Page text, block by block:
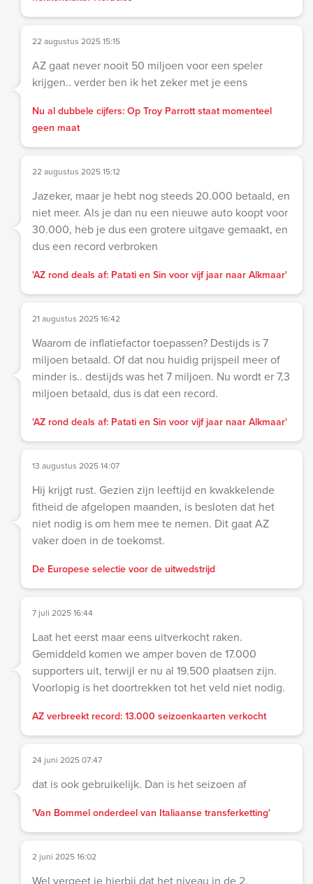
22 augustus 2025 15:15
AZ gaat never nooit 50 miljoen voor een speler
krijgen.. verder ben ik het zeker met je eens
Nu al dubbele cijfers: Op Troy Parrott staat momenteel
geen maat
22 augustus 2025 15:12
Jazeker, maar je hebt nog steeds 20.000 betaald, en
niet meer. Als je dan nu een nieuwe auto koopt voor
30.000, heb je dus een grotere uitgave gemaakt, en
dus een record verbroken
'AZ rond deals af: Patati en Sin voor vijf jaar naar Alkmaar'
21 augustus 2025 16:42
Waarom de inflatiefactor toepassen? Destijds is 7
miljoen betaald. Of dat nou huidig prijspeil meer of
minder is.. destijds was het 7 miljoen. Nu wordt er 7,3
miljoen betaald, dus is dat een record.
'AZ rond deals af: Patati en Sin voor vijf jaar naar Alkmaar'
13 augustus 2025 14:07
Hij krijgt rust. Gezien zijn leeftijd en kwakkelende
fitheid de afgelopen maanden, is besloten dat het
niet nodig is om hem mee te nemen. Dit gaat AZ
vaker doen in de toekomst.
De Europese selectie voor de uitwedstrijd
7 juli 2025 16:44
Laat het eerst maar eens uitverkocht raken.
Gemiddeld komen we amper boven de 17.000
supporters uit, terwijl er nu al 19.500 plaatsen zijn.
Voorlopig is het doortrekken tot het veld niet nodig.
AZ verbreekt record: 13.000 seizoenkaarten verkocht
24 juni 2025 07:47
dat is ook gebruikelijk. Dan is het seizoen af
'Van Bommel onderdeel van Italiaanse transferketting'
2 juni 2025 16:02
Wel vergeet je hierbij dat het niveau in de 2.